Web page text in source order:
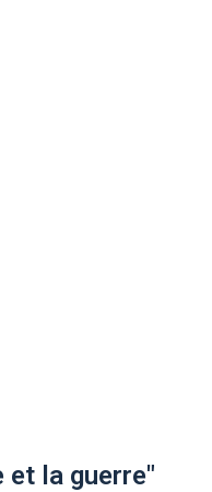
la guerre"